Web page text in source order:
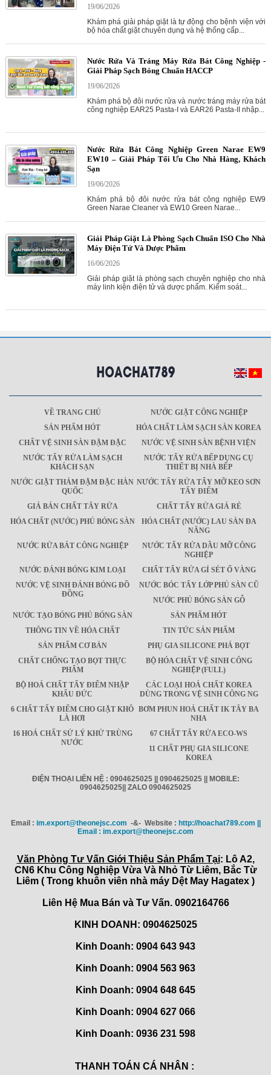
19/06/2026
Khám phá giải pháp giặt là tự động cho bệnh viện với
bộ hóa chất giặt chuyên dụng và hệ thống cấp...
Nước Rửa Và Tráng Máy Rửa Bát Công Nghiệp -
Giải Pháp Sạch Bóng Chuẩn HACCP
19/06/2026
Khám phá bộ đôi nước rửa và nước tráng máy rửa bát
công nghiệp EAR25 Pasta-I và EAR26 Pasta-II nhập...
Nước Rửa Bát Công Nghiệp Green Narae EW9
EW10 – Giải Pháp Tối Ưu Cho Nhà Hàng, Khách
Sạn
19/06/2026
Khám phá bộ đôi nước rửa bát công nghiệp EW9
Green Narae Cleaner và EW10 Green Narae...
Giải Pháp Giặt Là Phòng Sạch Chuẩn ISO Cho Nhà
Máy Điện Tử Và Dược Phẩm
16/06/2026
Giải pháp giặt là phòng sạch chuyên nghiệp cho nhà
máy linh kiện điện tử và dược phẩm. Kiểm soát...
VỀ TRANG CHỦ
NƯỚC GIẶT CÔNG NGHIỆP
SẢN PHẨM HÓT
HÓA CHẤT LÀM SẠCH SÀN KOREA
CHẤT VỆ SINH SÀN ĐẬM ĐẶC
NƯỚC VỆ SINH SÀN BỆNH VIỆN
NƯỚC TẨY RỬA LÀM SẠCH
KHÁCH SẠN
NƯỚC TẨY RỬA BẾP DỤNG CỤ
THIẾT BỊ NHÀ BẾP
NƯỚC GIẶT THẢM ĐẬM ĐẶC HÀN
QUỐC
NƯỚC TẨY RỬA TẨY MỠ KEO SƠN
TẨY ĐIỂM
GIÁ BÁN CHẤT TÂY RỬA
CHẤT TẨY RỬA GIÁ RẺ
HÓA CHẤT (NƯỚC) PHỦ BÓNG SÀN
HÓA CHẤT (NƯỚC) LAU SÀN ĐA
NĂNG
NƯỚC RỬA BÁT CÔNG NGHIỆP
NƯỚC TẨY RỬA DẦU MỠ CÔNG
NGHIỆP
NƯỚC ĐÁNH BÓNG KIM LOẠI
CHẤT TẨY RỬA GỈ SÉT Ố VÀNG
NƯỚC VỆ SINH ĐÁNH BÓNG ĐỒ
ĐỒNG
NƯỚC BÓC TẨY LỚP PHỦ SÀN CŨ
NƯỚC PHỦ BÓNG SÀN GỖ
NƯỚC TẠO BÓNG PHỦ BÓNG SÀN
SẢN PHẨM HÓT
THÔNG TIN VỀ HÓA CHẤT
TIN TỨC SẢN PHẨM
SẢN PHẨM CƠ BẢN
PHỤ GIA SILICONE PHÁ BỌT
CHẤT CHỐNG TẠO BỌT THỰC
PHẨM
BỘ HÓA CHẤT VỆ SINH CÔNG
NGHIỆP (FULL)
BỘ HOÁ CHẤT TẨY ĐIỂM NHẬP
KHẨU ĐỨC
CÁC LOẠI HOÁ CHẤT KOREA
DÙNG TRONG VỆ SINH CÔNG NG
6 CHẤT TẨY ĐIỂM CHO GIẶT KHÔ
LÀ HƠI
BƠM PHUN HOÁ CHẤT IK TÂY BA
NHA
16 HOÁ CHẤT SỬ LÝ KHỬ TRÙNG
NƯỚC
67 CHẤT TẨY RỬA ECO-WS
11 CHẤT PHỤ GIA SILICONE
KOREA
ĐIỆN THOẠI LIÊN HỆ : 0904625025 || 0904625025 || MOBILE:
0904625025|| ZALO 0904625025
Email : im.export@theonejsc.com -&- Website : http://hoachat789.com ||
Email : im.export@theonejsc.com
Văn Phòng Tư Vấn Giới Thiệu Sản Phẩm Tại: Lô A2,
CN6 Khu Công Nghiệp Vừa Và Nhỏ Từ Liêm, Bắc Từ
Liêm ( Trong khuôn viên nhà máy Dệt May Hagatex )
Liên Hệ Mua Bán và Tư Vấn. 0902164766
KINH DOANH: 0904625025
Kinh Doanh: 0904 643 943
Kinh Doanh: 0904 563 963
Kinh Doanh: 0904 648 645
Kinh Doanh: 0904 627 066
Kinh Doanh: 0936 231 598
THANH TOÁN CÁ NHÂN :